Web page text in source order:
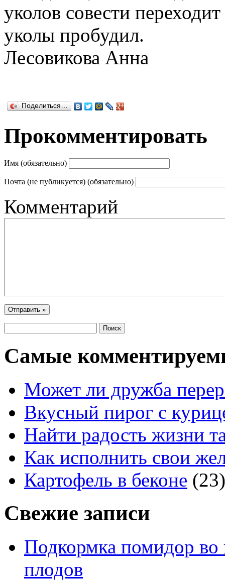
уколов совести
уколы пробудил.
Лесовикова Анна
Поделиться…
Прокомментировать
Имя (обязательно)
Почта (не публикуется) (обязательно)
Комментарий
Самые
Может ли дружба
Вкусный пирог с
Найти радость жизни
Как исполнить свои
Картофель в беконе (23)
Свежие записи
Подкормка помидор во
плодов